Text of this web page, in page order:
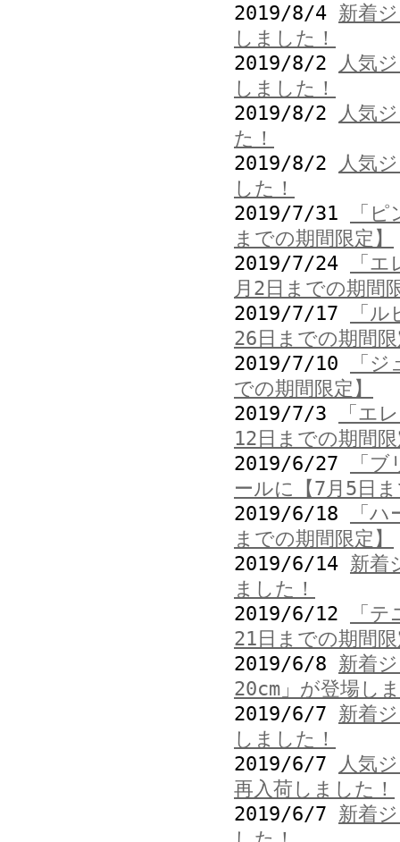
2019/8/4 新着
しました！
2019/8/2
人気
しました！
2019/8/2
人気
た！
2019/8/2
人気
した！
2019/7/31
「
までの期間限定】
2019/7/24
「
月2日までの期間
2019/7/17
「
26日までの期間
2019/7/10
「
での期間限定】
2019/7/3
「エ
12日までの期間
2019/6/27
「
ールに【7月5日
2019/6/18
「
までの期間限定】
2019/6/14 新着
ました！
2019/6/12
「
21日までの期間
2019/6/8 新着
20cm」が登場し
2019/6/7 新着
しました！
2019/6/7
人気
再入荷しました！
2019/6/7 新着